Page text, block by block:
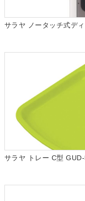
サラヤ ノータッチ式デ
サラヤ トレー C型